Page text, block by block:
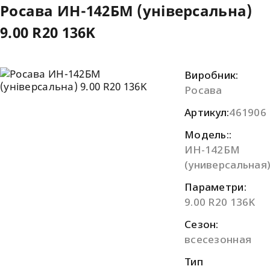
Росава ИН-142БМ (універсальна)
9.00 R20 136K
Виробник:
Росава
Артикул:461906
Модель::
ИН-142БМ
Параметри:
9.00 R20 136K
Сезон:
всесезонная
Тип